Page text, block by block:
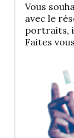
Vous
avec le
portraits,
Faites